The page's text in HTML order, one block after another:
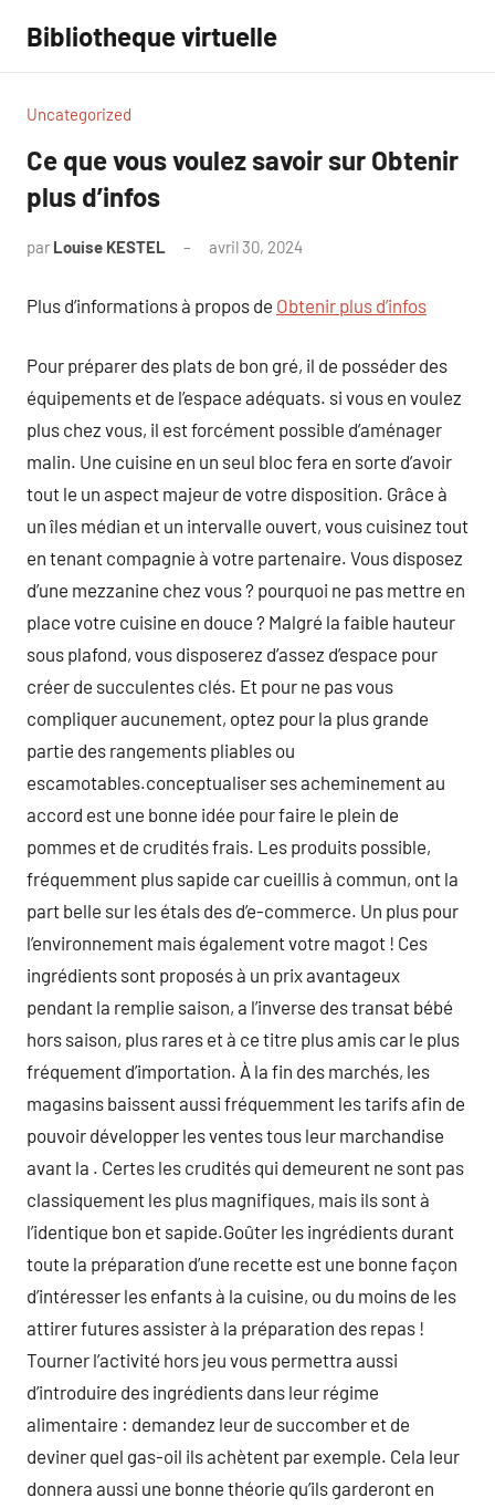
contenu
Bibliotheque virtuelle
Uncategorized
Ce que vous voulez savoir sur Obtenir
plus d’infos
par Louise KESTEL avril 30, 2024
Plus d’informations à propos de Obtenir plus d’infos
Pour préparer des plats de bon gré, il de posséder des
équipements et de l’espace adéquats. si vous en voulez
plus chez vous, il est forcément possible d’aménager
malin. Une cuisine en un seul bloc fera en sorte d’avoir
tout le un aspect majeur de votre disposition. Grâce à
un îles médian et un intervalle ouvert, vous cuisinez tout
en tenant compagnie à votre partenaire. Vous disposez
d’une mezzanine chez vous ? pourquoi ne pas mettre en
place votre cuisine en douce ? Malgré la faible hauteur
sous plafond, vous disposerez d’assez d’espace pour
créer de succulentes clés. Et pour ne pas vous
compliquer aucunement, optez pour la plus grande
partie des rangements pliables ou
escamotables.conceptualiser ses acheminement au
accord est une bonne idée pour faire le plein de
pommes et de crudités frais. Les produits possible,
fréquemment plus sapide car cueillis à commun, ont la
part belle sur les étals des d’e-commerce. Un plus pour
l’environnement mais également votre magot ! Ces
ingrédients sont proposés à un prix avantageux
pendant la remplie saison, a l’inverse des transat bébé
hors saison, plus rares et à ce titre plus amis car le plus
fréquement d’importation. À la fin des marchés, les
magasins baissent aussi fréquemment les tarifs afin de
pouvoir développer les ventes tous leur marchandise
avant la . Certes les crudités qui demeurent ne sont pas
classiquement les plus magnifiques, mais ils sont à
l’identique bon et sapide.Goûter les ingrédients durant
toute la préparation d’une recette est une bonne façon
d’intéresser les enfants à la cuisine, ou du moins de les
attirer futures assister à la préparation des repas !
Tourner l’activité hors jeu vous permettra aussi
d’introduire des ingrédients dans leur régime
alimentaire : demandez leur de succomber et de
deviner quel gas-oil ils achètent par exemple. Cela leur
donnera aussi une bonne théorie qu’ils garderont en